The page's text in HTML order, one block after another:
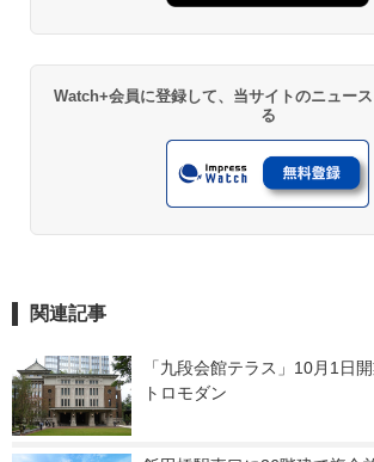
Watch+会員に登録して、当サイトのニュー
る
関連記事
「九段会館テラス」10月1日
トロモダン